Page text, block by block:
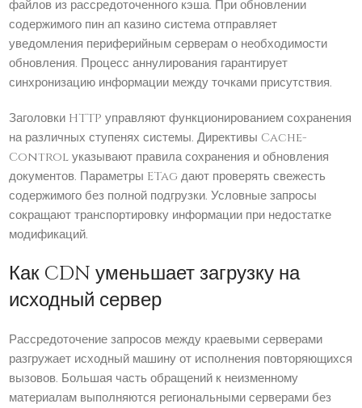
файлов из рассредоточенного кэша. При обновлении
содержимого пин ап казино система отправляет
уведомления периферийным серверам о необходимости
обновления. Процесс аннулирования гарантирует
синхронизацию информации между точками присутствия.
Заголовки HTTP управляют функционированием сохранения
на различных ступенях системы. Директивы Cache-
Control указывают правила сохранения и обновления
документов. Параметры ETag дают проверять свежесть
содержимого без полной подгрузки. Условные запросы
сокращают транспортировку информации при недостатке
модификаций.
Как CDN уменьшает загрузку на
исходный сервер
Рассредоточение запросов между краевыми серверами
разгружает исходный машину от исполнения повторяющихся
вызовов. Большая часть обращений к неизменному
материалам выполняются региональными серверами без